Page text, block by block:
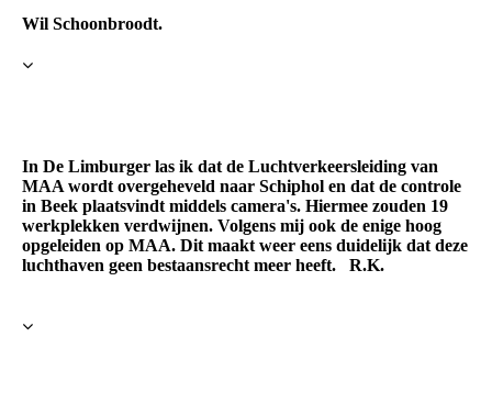
Wil Schoonbroodt.
In De Limburger las ik dat de Luchtverkeersleiding van
MAA wordt overgeheveld naar Schiphol en dat de controle
in Beek plaatsvindt middels camera's. Hiermee zouden 19
werkplekken verdwijnen. Volgens mij ook de enige hoog
opgeleiden op MAA. Dit maakt weer eens duidelijk dat deze
luchthaven geen bestaansrecht meer heeft. R.K.